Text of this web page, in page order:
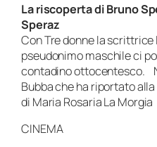
La riscoperta di Bruno
Speraz
ConTre donnela scrittrice
pseudonimo maschile ci
contadino ottocentesco.
Bubba che ha riportato
di Maria Rosaria La Morgia
CINEMA